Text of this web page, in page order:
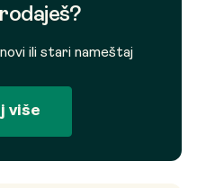
ili stari nameštaj
više